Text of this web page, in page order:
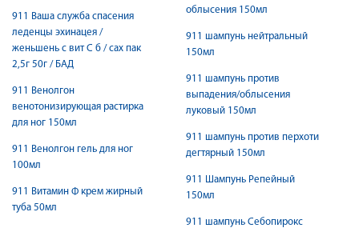
911 Ваша служба спасения
леденцы эхинацея /
женьшень с вит С б / сах пак
2,5г 50г / БАД
911 Венолгон
венотонизирующая растирка
для ног 150мл
911 Венолгон гель для ног
100мл
911 Витамин Ф крем жирный
туба 50мл
облысения 150мл
911 шампунь нейтральный
150мл
911 шампунь против
выпадения/облысения
луковый 150мл
911 шампунь против перхоти
дегтярный 150мл
911 Шампунь Репейный
150мл
911 шампунь Себопирокс